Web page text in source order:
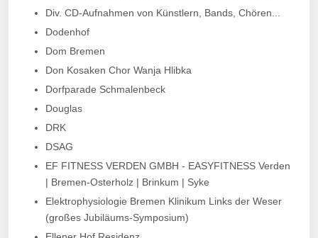
Div. CD-Aufnahmen von Künstlern, Bands, Chören...
Dodenhof
Dom Bremen
Don Kosaken Chor Wanja Hlibka
Dorfparade Schmalenbeck
Douglas
DRK
DSAG
EF FITNESS VERDEN GMBH - EASYFITNESS Verden
| Bremen-Osterholz | Brinkum | Syke
Elektrophysiologie Bremen Klinikum Links der Weser
(großes Jubiläums-Symposium)